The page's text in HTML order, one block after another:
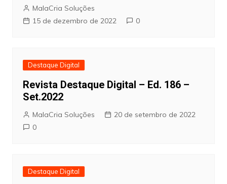
MalaCria Soluções
15 de dezembro de 2022
0
Destaque Digital
Revista Destaque Digital – Ed. 186 –
Set.2022
MalaCria Soluções
20 de setembro de 2022
0
Destaque Digital